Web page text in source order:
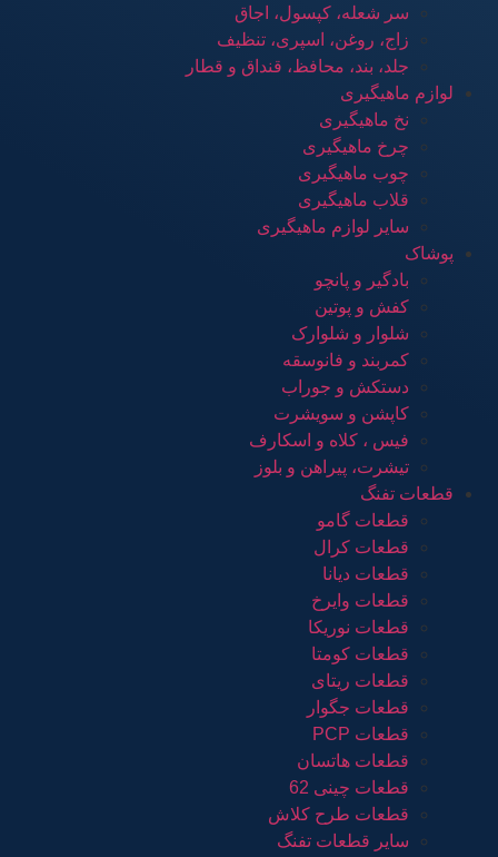
سر شعله، کپسول، اجاق
زاج، روغن، اسپری، تنظیف
جلد، بند، محافظ، قنداق و قطار
لوازم ماهیگیری
نخ ماهیگیری
چرخ ماهیگیری
چوب ماهیگیری
قلاب ماهیگیری
سایر لوازم ماهیگیری
پوشاک
بادگیر و پانچو
کفش و پوتین
شلوار و شلوارک
کمربند و فانوسقه
دستکش و جوراب
کاپشن و سویشرت
فیس ، کلاه و اسکارف
تیشرت، پیراهن و بلوز
قطعات تفنگ
قطعات گامو
قطعات کرال
قطعات دیانا
قطعات وایرخ
قطعات نوریکا
قطعات کومتا
قطعات ریتای
قطعات جگوار
قطعات PCP
قطعات هاتسان
قطعات چینی 62
قطعات طرح کلاش
سایر قطعات تفنگ